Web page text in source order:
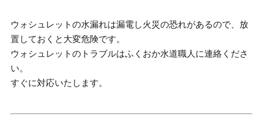
ウォシュレットの水漏れは漏電し火災の恐れがあるので、放
置しておくと大変危険です。
ウォシュレットのトラブルはふくおか水道職人に連絡くださ
い。
すぐに対応いたします。